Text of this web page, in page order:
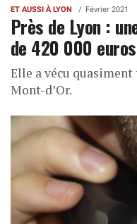
ET AUSSI À LYON Février 2021
Près de Lyon :
de 420 000
Elle a vécu
Mont-d’Or.